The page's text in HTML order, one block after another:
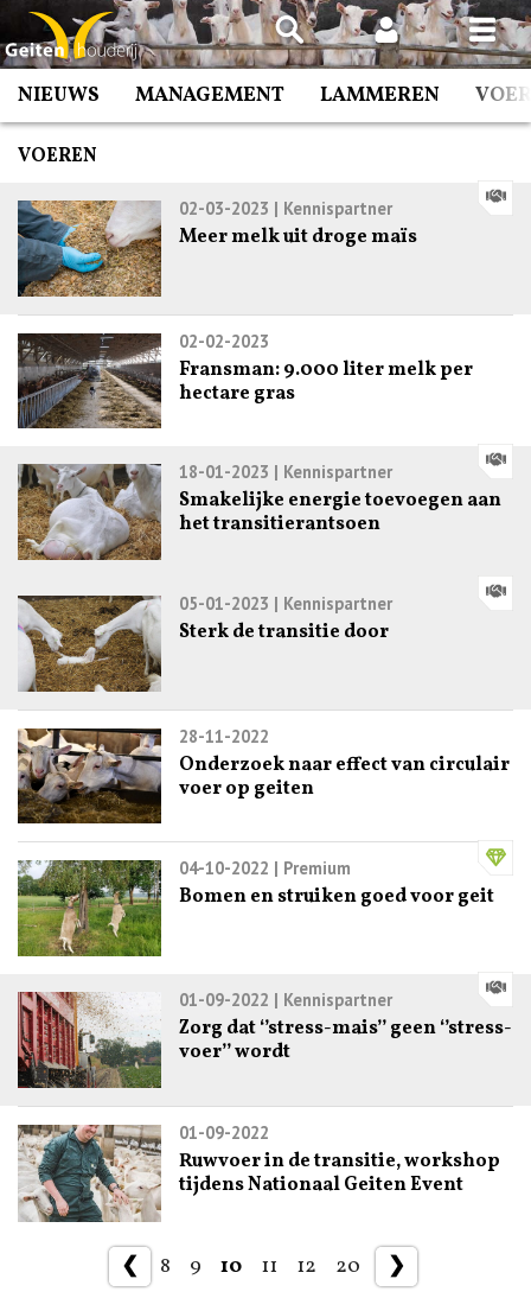
Spring
naar
inhoud
NIEUWS MANAGEMENT LAMMEREN
VOEREN
02-03-2023 | Kennispartner
Meer melk uit droge maïs
02-02-2023
Fransman: 9.000 liter melk per
hectare gras
18-01-2023 | Kennispartner
Smakelijke energie toevoegen aan
het transitierantsoen
05-01-2023 | Kennispartner
Sterk de transitie door
28-11-2022
Onderzoek naar effect van circulair
voer op geiten
04-10-2022 | Premium
Bomen en struiken goed voor geit
01-09-2022 | Kennispartner
Zorg dat ‘’stress-mais’’ geen ‘’stress-
voer’’ wordt
01-09-2022
Ruwvoer in de transitie, workshop
tijdens Nationaal Geiten Event
❮ 8 9 10 11 12 20 ❯